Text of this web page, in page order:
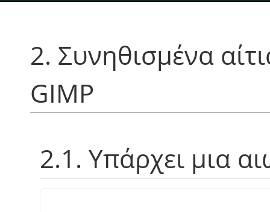
2. Συνηθισμένα
GIMP
2.1. Υπάρχει μια